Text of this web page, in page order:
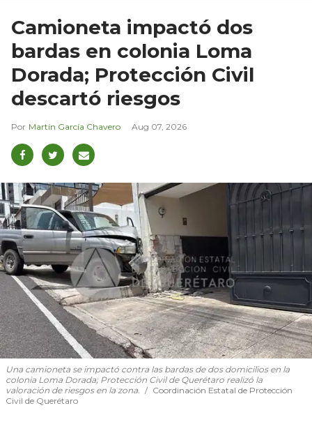
Camioneta impactó dos
bardas en colonia Loma
Dorada; Protección Civil
descartó riesgos
Martín García Chavero Aug 07, 2026
Una camioneta se impactó contra las bardas de dos domicilios en la
colonia Loma Dorada; Protección Civil de Querétaro realizó la
valoración de riesgos en la zona.
Coordinación Estatal de Protección
Civil de Querétaro